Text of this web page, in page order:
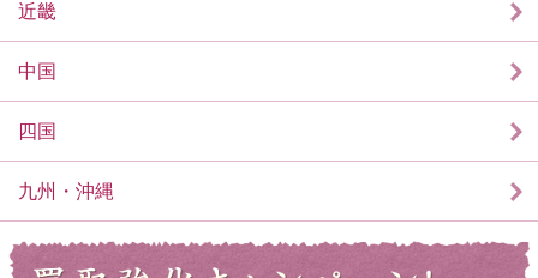
近畿
中国
四国
九州・沖縄